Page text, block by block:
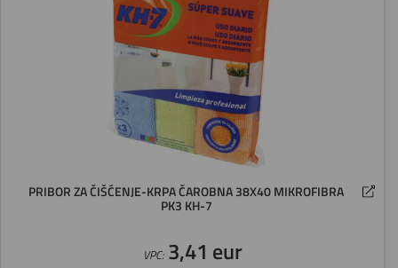
PRIBOR ZA ČIŠĆENJE-KRPA ČAROBNA 38X40 MIKROFIBRA
PK3 KH-7
VPC:3,41 eur